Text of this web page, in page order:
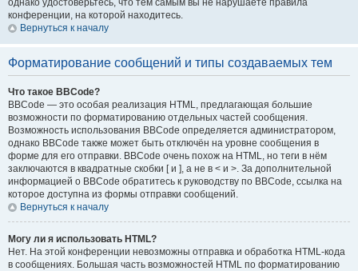
однако удостоверьтесь, что тем самым вы не нарушаете правила
конференции, на которой находитесь.
Вернуться к началу
Форматирование сообщений и типы создаваемых тем
Что такое BBCode?
BBCode — это особая реализация HTML, предлагающая большие
возможности по форматированию отдельных частей сообщения.
Возможность использования BBCode определяется администратором,
однако BBCode также может быть отключён на уровне сообщения в
форме для его отправки. BBCode очень похож на HTML, но теги в нём
заключаются в квадратные скобки [ и ], а не в < и >. За дополнительной
информацией о BBCode обратитесь к руководству по BBCode, ссылка на
которое доступна из формы отправки сообщений.
Вернуться к началу
Могу ли я использовать HTML?
Нет. На этой конференции невозможны отправка и обработка HTML-кода
в сообщениях. Большая часть возможностей HTML по форматированию